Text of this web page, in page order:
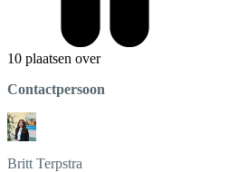
10 plaatsen over
Contactpersoon
Britt Terpstra